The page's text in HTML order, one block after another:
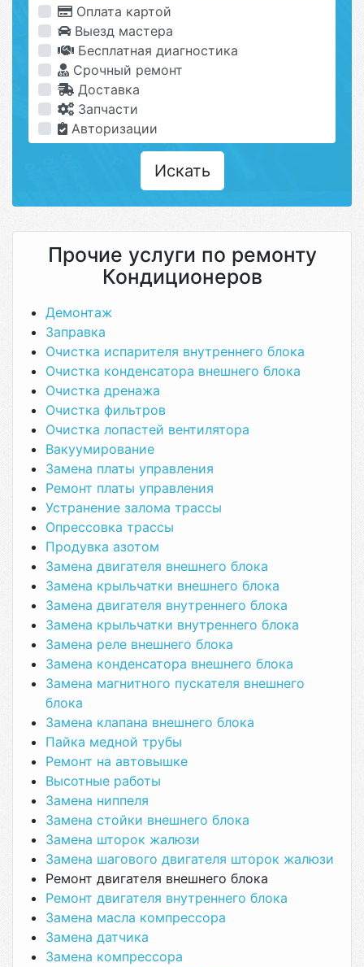
Оплата картой
Выезд мастера
Бесплатная диагностика
Срочный ремонт
Доставка
Запчасти
Авторизации
Искать
Прочие услуги по ремонту
Кондиционеров
Демонтаж
Заправка
Очистка испарителя внутреннего блока
Очистка конденсатора внешнего блока
Очистка дренажа
Очистка фильтров
Очистка лопастей вентилятора
Вакуумирование
Замена платы управления
Ремонт платы управления
Устранение залома трассы
Опрессовка трассы
Продувка азотом
Замена двигателя внешнего блока
Замена крыльчатки внешнего блока
Замена двигателя внутреннего блока
Замена крыльчатки внутреннего блока
Замена реле внешнего блока
Замена конденсатора внешнего блока
Замена магнитного пускателя внешнего
блока
Замена клапана внешнего блока
Пайка медной трубы
Ремонт на автовышке
Высотные работы
Замена ниппеля
Замена стойки внешнего блока
Замена шторок жалюзи
Замена шагового двигателя шторок жалюзи
Ремонт двигателя внешнего блока
Ремонт двигателя внутреннего блока
Замена масла компрессора
Замена датчика
Замена компрессора